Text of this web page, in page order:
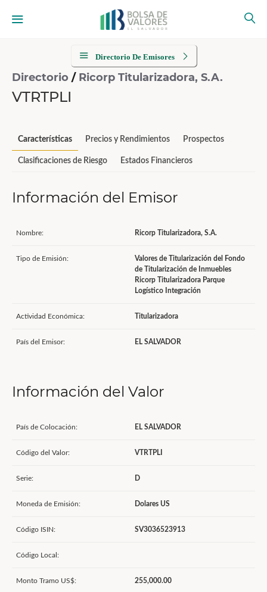
Directorio De Emisores
Directorio / Ricorp Titularizadora, S.A.
VTRTPLI
Características Precios y Rendimientos Prospectos
Clasificaciones de Riesgo Estados Financieros
Información del Emisor
Nombre: Ricorp Titularizadora, S.A.
Tipo de Emisión:
Valores de Titularización del Fondo
de Titularización de Inmuebles
Ricorp Titularizadora Parque
Logístico Integración
Actividad Económica: Titularizadora
País del Emisor: EL SALVADOR
Información del Valor
País de Colocación: EL SALVADOR
Código del Valor: VTRTPLI
Serie: D
Moneda de Emisión: Dolares US
Código ISIN: SV3036523913
Código Local:
Monto Tramo US$: 255,000.00